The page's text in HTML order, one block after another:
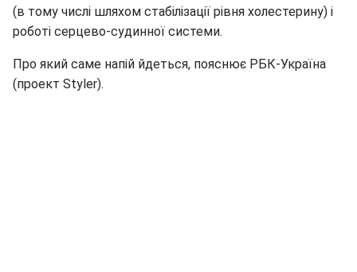
(в тому числі шляхом стабілізації рівня холестерину) і
роботі серцево-судинної системи.
Про який саме напій йдеться, пояснює РБК-Україна
(проект Styler).